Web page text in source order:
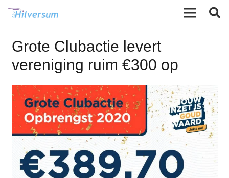
Grote Clubactie levert
vereniging ruim €300 op